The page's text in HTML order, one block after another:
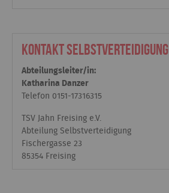
Kontakt Selbstverteidigung
Abteilungsleiter/in:
Katharina Danzer
Telefon 0151-17316315
TSV Jahn Freising e.V.
Abteilung Selbstverteidigung
Fischergasse 23
85354 Freising